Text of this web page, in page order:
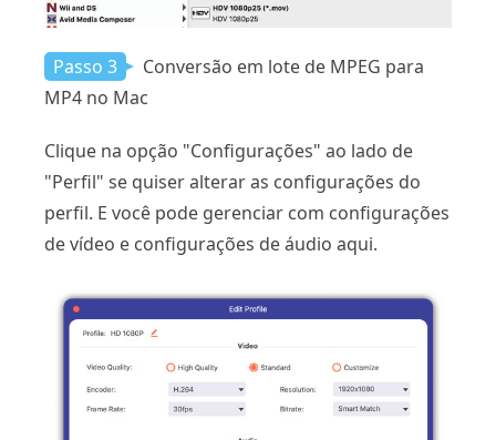
Passo 3
Conversão em lote de MPEG para
MP4 no Mac
Clique na opção "Configurações" ao lado de
"Perfil" se quiser alterar as configurações do
perfil. E você pode gerenciar com configurações
de vídeo e configurações de áudio aqui.